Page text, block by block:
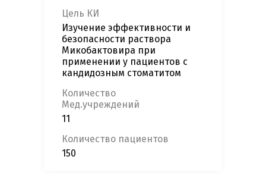
Цель КИ
Изучение эффективности и
безопасности раствора
Микобактовира при
применении у пациентов с
кандидозным стоматитом
Количество
Мед.учреждений
11
Количество пациентов
150